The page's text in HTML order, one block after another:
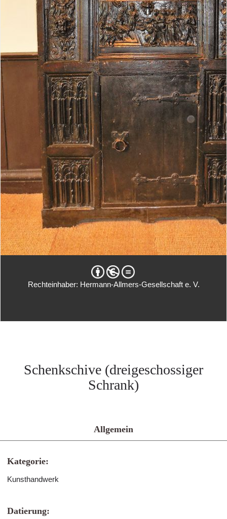
Rechteinhaber: Hermann-Allmers-Gesellschaft e. V.
Schenkschive (dreigeschossiger
Schrank)
Allgemein
Kategorie:
Kunsthandwerk
Datierung: